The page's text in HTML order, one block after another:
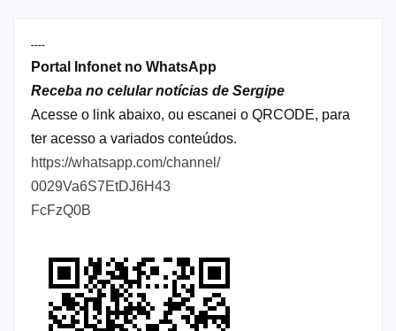
----
Portal Infonet no WhatsApp
Receba no celular notícias de Sergipe
Acesse o link abaixo, ou escanei o QRCODE, para
ter acesso a variados conteúdos.
https://whatsapp.com/channel/
0029Va6S7EtDJ6H43
FcFzQ0B